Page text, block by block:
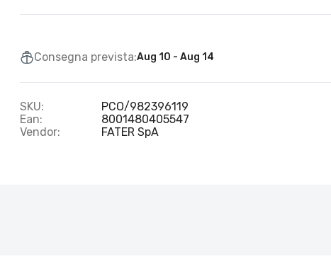
Consegna prevista:Aug 10 - Aug 14
SKU:
PCO/982396119
Ean:
8001480405547
Vendor:
FATER SpA